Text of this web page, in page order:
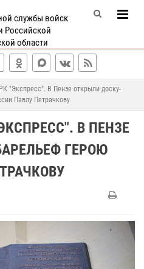
службы войск
Российской
области
"Экспресс". В Пензе открыли доску-
Павлу Петрачкову
В ПЕНЗЕ
ГЕРОЮ